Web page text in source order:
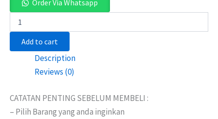
Order Via Whatsapp
Add to cart
Description
Reviews (0)
CATATAN PENTING SEBELUM MEMBELI :
– Pilih Barang yang anda inginkan